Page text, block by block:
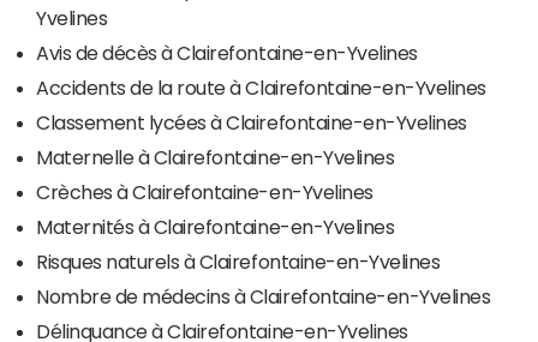
Yvelines
Avis de décès à Clairefontaine-en-Yvelines
Accidents de la route à Clairefontaine-en-Yvelines
Classement lycées à Clairefontaine-en-Yvelines
Maternelle à Clairefontaine-en-Yvelines
Crèches à Clairefontaine-en-Yvelines
Maternités à Clairefontaine-en-Yvelines
Risques naturels à Clairefontaine-en-Yvelines
Nombre de médecins à Clairefontaine-en-Yvelines
Délinquance à Clairefontaine-en-Yvelines